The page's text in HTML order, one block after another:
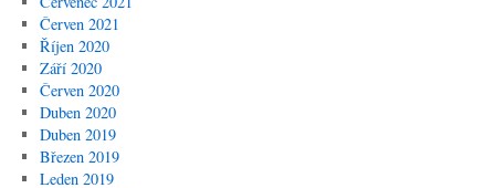
Červen 2021
Říjen 2020
Září 2020
Červen 2020
Duben 2020
Duben 2019
Březen 2019
Leden 2019